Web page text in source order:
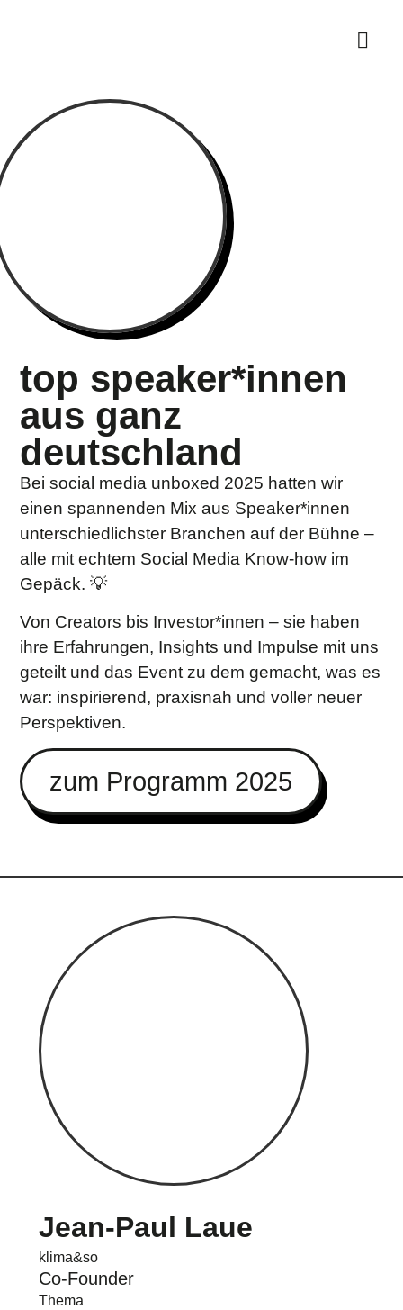
top speaker*innen
aus ganz
deutschland
Bei social media unboxed 2025 hatten wir
einen spannenden Mix aus Speaker*innen
unterschiedlichster Branchen auf der Bühne –
alle mit echtem Social Media Know-how im
Gepäck. 💡
Von Creators bis Investor*innen – sie haben
ihre Erfahrungen, Insights und Impulse mit uns
geteilt und das Event zu dem gemacht, was es
war: inspirierend, praxisnah und voller neuer
Perspektiven.
zum Programm 2025
Jean-Paul Laue
klima&so
Co-Founder
Thema